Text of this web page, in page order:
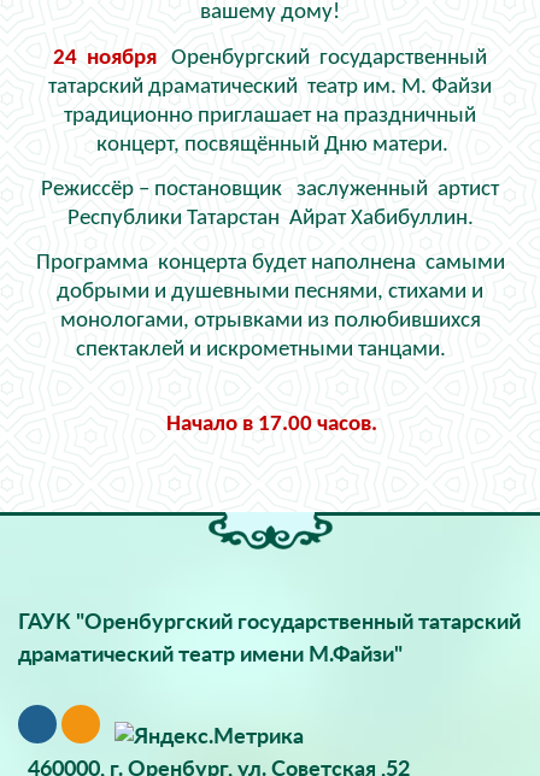
вашему дому!
24 ноября
Оренбургский государственный
татарский драматический театр им. М. Файзи
традиционно приглашает на праздничный
концерт, посвящённый Дню матери.
Режиссёр – постановщик заслуженный артист
Республики Татарстан Айрат Хабибуллин.
Программа концерта будет наполнена самыми
добрыми и душевными песнями, стихами и
монологами, отрывками из полюбившихся
спектаклей и искрометными танцами.
Начало в 17.00 часов.
ГАУК "Оренбургский государственный татарский
драматический театр имени М.Файзи"
460000, г. Оренбург, ул. Советская ,52